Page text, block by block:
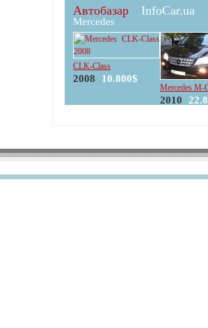
Автобазар InfoCar.ua
Mercedes
CLK-Class
2008 10.800$
Mercedes M-
2010